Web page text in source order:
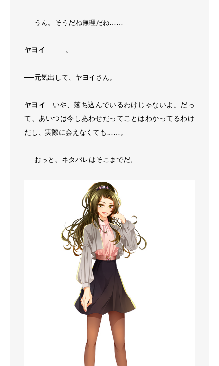
──うん。そうだね無理だね……
ヤヨイ ……。
──元気出して、ヤヨイさん。
ヤヨイ
いや、落ち込んでいるわけじゃないよ。だっ
て、あいつは今しあわせだってことはわかってるわけ
だし、実際に会えなくても……。
──おっと、ネタバレはそこまでだ。